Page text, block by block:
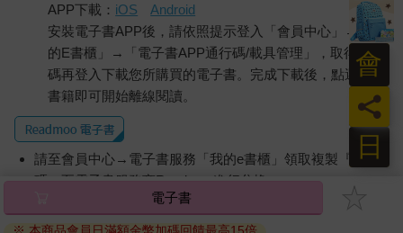
APP下載： iOS
Android
安裝電子書APP後，請依照提示登入「會員中心」→「我
的E書櫃」→「電子書APP通行碼/載具管理」，取得通行
碼再登入下載您所購買的電子書。完成下載後，點選任一
書籍即可開始離線閱讀。
請至會員中心→電子書服務「我的e書櫃」領取複製『兌換
碼』至電子書服務商Readmoo進行兌換。
電子書
日
員
會